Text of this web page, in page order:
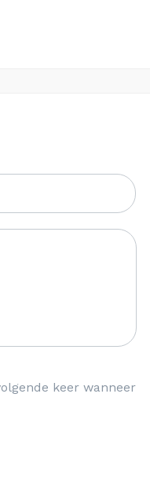
keer wanneer